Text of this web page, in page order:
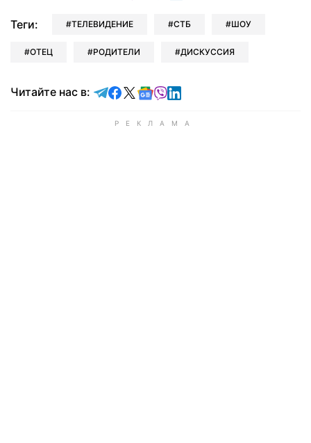
Теги: ТЕЛЕВИДЕНИЕ СТБ ШОУ
ОТЕЦ РОДИТЕЛИ ДИСКУССИЯ
Читайте нас в: Читайте в Telegram
Читайте в Facebook
Читайте в X
Читайте в Google news
Читайте в Viber
Читайте в LinkedIn